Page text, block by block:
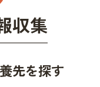
収集
先を探す